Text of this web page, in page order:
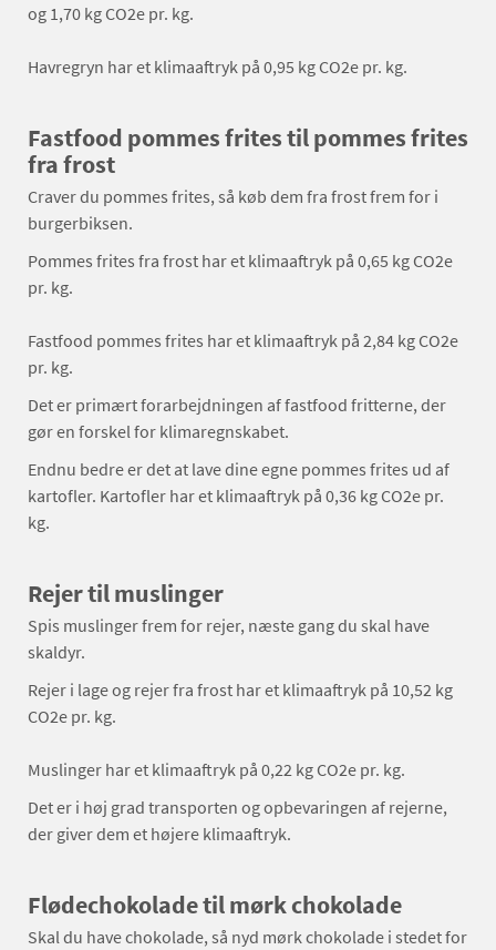
og 1,70 kg CO2e pr. kg.
Havregryn har et klimaaftryk på 0,95 kg CO2e pr. kg.
Fastfood pommes frites til pommes frites
fra frost
Craver du pommes frites, så køb dem fra frost frem for i
burgerbiksen.
Pommes frites fra frost har et klimaaftryk på 0,65 kg CO2e
pr. kg.
Fastfood pommes frites har et klimaaftryk på 2,84 kg CO2e
pr. kg.
Det er primært forarbejdningen af fastfood fritterne, der
gør en forskel for klimaregnskabet.
Endnu bedre er det at lave dine egne pommes frites ud af
kartofler. Kartofler har et klimaaftryk på 0,36 kg CO2e pr.
kg.
Rejer til muslinger
Spis muslinger frem for rejer, næste gang du skal have
skaldyr.
Rejer i lage og rejer fra frost har et klimaaftryk på 10,52 kg
CO2e pr. kg.
Muslinger har et klimaaftryk på 0,22 kg CO2e pr. kg.
Det er i høj grad transporten og opbevaringen af rejerne,
der giver dem et højere klimaaftryk.
Flødechokolade til mørk chokolade
Skal du have chokolade, så nyd mørk chokolade i stedet for